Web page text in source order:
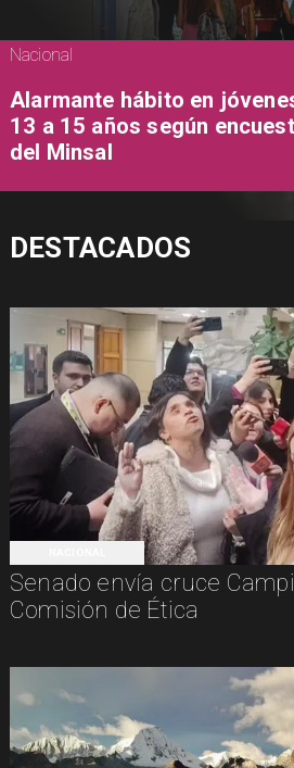
Senado envía cruce
Comisión de Ética
Nacional
Alarmante hábito en
13 a 15 años según
del Minsal
DESTACADOS